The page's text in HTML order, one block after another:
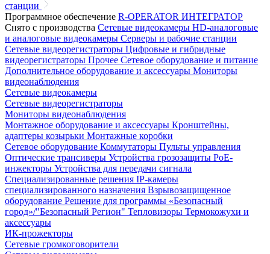
станции
Программное обеспечение R-OPERATOR ИНТЕГРАТОР
Снято с производства Сетевые видеокамеры HD-аналоговые
и аналоговые видеокамеры Серверы и рабочие станции
Сетевые видеорегистраторы Цифровые и гибридные
видеорегистраторы Прочее Сетевое оборудование и питание
Дополнительное оборудование и аксессуары Мониторы
видеонаблюдения
Сетевые видеокамеры
Сетевые видеорегистраторы
Мониторы видеонаблюдения
Монтажное оборудование и аксессуары Кронштейны,
адаптеры козырьки Монтажные коробки
Сетевое оборудование Коммутаторы Пульты управления
Оптические трансиверы Устройства грозозащиты PoE-
инжекторы Устройства для передачи сигнала
Специализированные решения IP-камеры
специализированного назначения Взрывозащищенное
оборудование Решение для программы «Безопасный
город»/"Безопасный Регион" Тепловизоры Термокожухи и
аксессуары
ИК-прожекторы
Сетевые громкоговорители